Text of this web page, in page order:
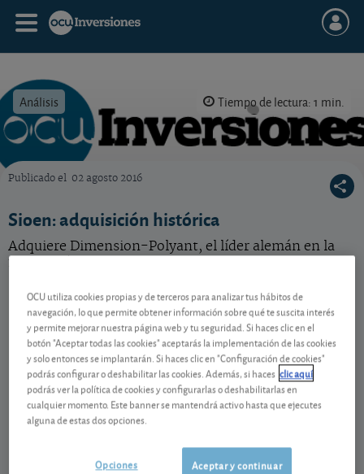
Análisis Tiempo de lectura: 1 min.
Publicado el 02 agosto 2016
Sioen: adquisición histórica
Adquiere Dimension-Polyant, el líder alemán en la
fabricación de velas para embarcaciones.
Contenido reservado a SOCIOS
Gestiona tu dinero con visión
experta
y consigue que cada euro trabaje
OCU utiliza cookies propias y de terceros para analizar tus hábitos de
navegación, lo que permite obtener información sobre qué te suscita interés
y permite mejorar nuestra página web y tu seguridad. Si haces clic en el
botón "Aceptar todas las cookies" aceptarás la implementación de las cookies
y solo entonces se implantarán. Si haces clic en "Configuración de cookies"
podrás configurar o deshabilitar las cookies. Además, si haces clic aquí
podrás ver la política de cookies y configurarlas o deshabilitarlas en
cualquier momento. Este banner se mantendrá activo hasta que ejecutes
alguna de estas dos opciones.
Aceptar y continuar
Opciones